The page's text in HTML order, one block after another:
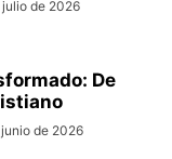
julio de 2026
De
de 2026